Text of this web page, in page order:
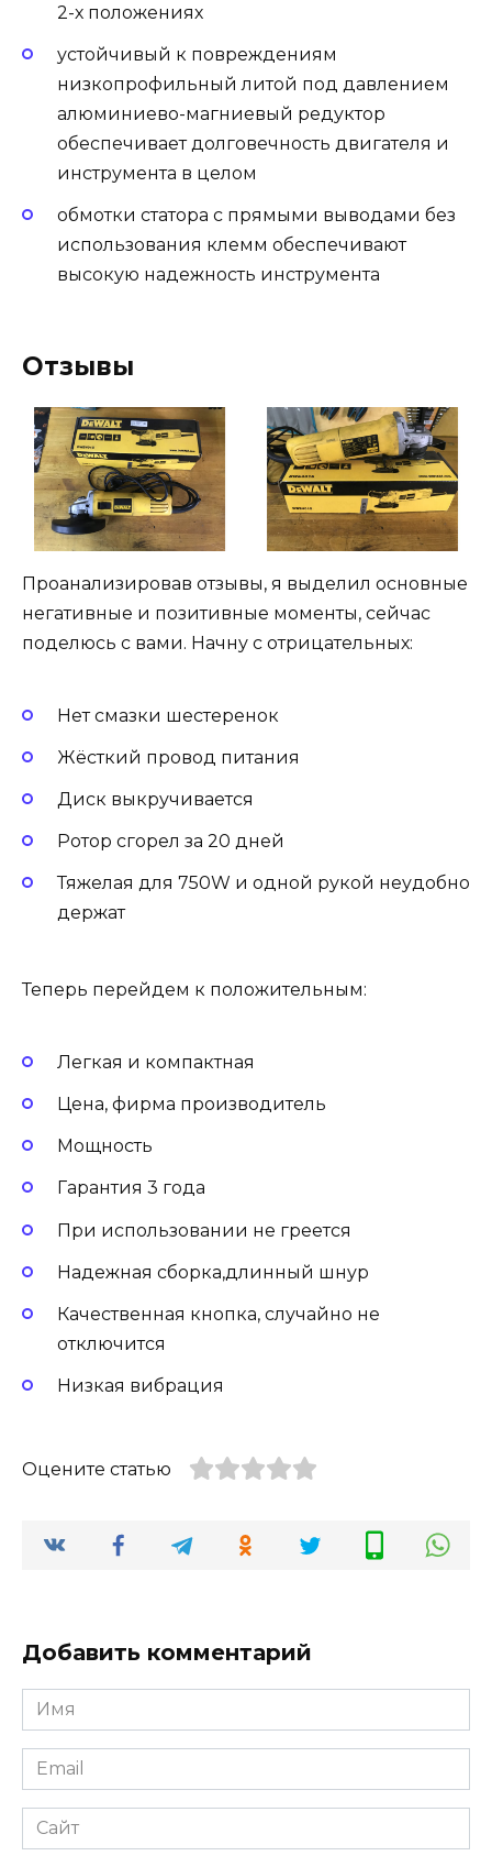
2-х положениях
устойчивый к повреждениям
низкопрофильный литой под давлением
алюминиево-магниевый редуктор
обеспечивает долговечность двигателя и
инструмента в целом
обмотки статора с прямыми выводами без
использования клемм обеспечивают
высокую надежность инструмента
Отзывы
Проанализировав отзывы, я выделил основные
негативные и позитивные моменты, сейчас
поделюсь с вами. Начну с отрицательных:
Нет смазки шестеренок
Жёсткий провод питания
Диск выкручивается
Ротор сгорел за 20 дней
Тяжелая для 750W и одной рукой неудобно
держат
Теперь перейдем к положительным:
Легкая и компактная
Цена, фирма производитель
Мощность
Гарантия 3 года
При использовании не греется
Надежная сборка,длинный шнур
Качественная кнопка, случайно не
отключится
Низкая вибрация
Оцените статью
Добавить комментарий
Имя
Email
Сайт